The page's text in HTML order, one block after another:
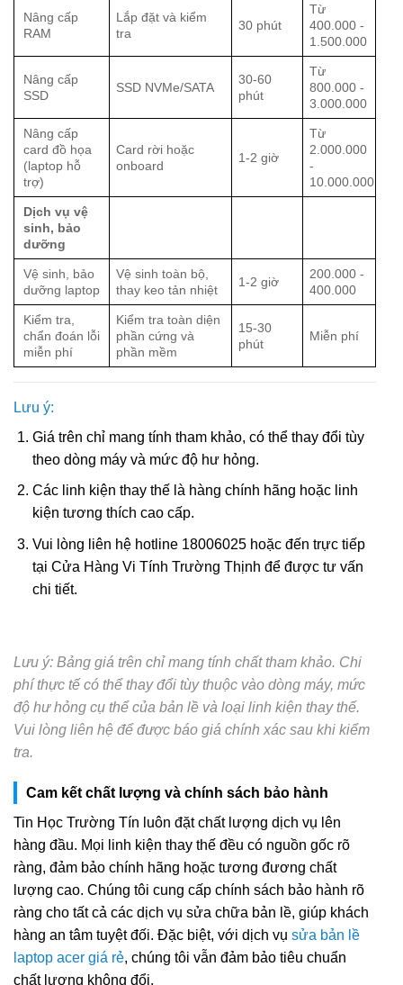
Nâng cấp
RAM
Lắp đặt và kiểm
tra
30 phút
Từ
400.000 -
1.500.000
Nâng cấp
SSD
SSD NVMe/SATA
30-60
phút
Từ
800.000 -
3.000.000
Nâng cấp
card đồ họa
(laptop hỗ
trợ)
Card rời hoặc
onboard
1-2 giờ
Từ
2.000.000
-
10.000.000
Dịch vụ vệ
sinh, bảo
dưỡng
Vệ sinh, bảo
dưỡng laptop
Vệ sinh toàn bộ,
thay keo tản nhiệt
1-2 giờ
200.000 -
400.000
Kiểm tra,
chẩn đoán lỗi
miễn phí
Kiểm tra toàn diện
phần cứng và
phần mềm
15-30
phút
Miễn phí
Lưu ý:
Giá trên chỉ mang tính tham khảo, có thể thay đổi tùy
theo dòng máy và mức độ hư hỏng.
Các linh kiện thay thế là hàng chính hãng hoặc linh
kiện tương thích cao cấp.
Vui lòng liên hệ hotline 18006025 hoặc đến trực tiếp
tại Cửa Hàng Vi Tính Trường Thịnh để được tư vấn
chi tiết.
Lưu ý: Bảng giá trên chỉ mang tính chất tham khảo. Chi
phí thực tế có thể thay đổi tùy thuộc vào dòng máy, mức
độ hư hỏng cụ thể của bản lề và loại linh kiện thay thế.
Vui lòng liên hệ để được báo giá chính xác sau khi kiểm
tra.
Cam kết chất lượng và chính sách bảo hành
Tin Học Trường Tín luôn đặt chất lượng dịch vụ lên
hàng đầu. Mọi linh kiện thay thế đều có nguồn gốc rõ
ràng, đảm bảo chính hãng hoặc tương đương chất
lượng cao. Chúng tôi cung cấp chính sách bảo hành rõ
ràng cho tất cả các dịch vụ sửa chữa bản lề, giúp khách
hàng an tâm tuyệt đối. Đặc biệt, với dịch vụ sửa bản lề
laptop acer giá rẻ, chúng tôi vẫn đảm bảo tiêu chuẩn
chất lượng không đổi.